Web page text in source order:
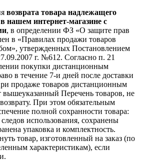
возврата товара надлежащего
нашем интернет-магазине с
, в определении ФЗ «О защите прав
в «Правилах продажи товаров
утвержденных Постановлением
г. №612. Согласно п. 21
покупки дистанционным
в течение 7-и дней после доставки
продаже товаров дистанционным
вышеуказанный Перечень товаров, не
При этом обязательным
полной сохранности товара:
использования, сохранены
упаковка и комплектность.
товар, изготовленный на заказ (по
характеристикам), если